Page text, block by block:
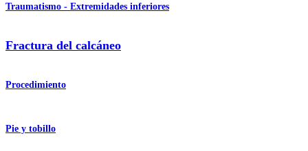
Traumatismo - Extremidades inferiores
Fractura del calcáneo
Procedimiento
Pie y tobillo